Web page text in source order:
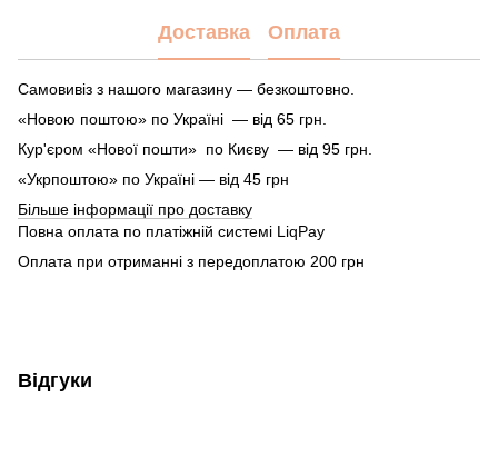
Доставка Оплата
Самовивіз з нашого магазину — безкоштовно.
«Новою поштою» по Україні — від 65 грн.
Кур'єром «Нової пошти» по Києву — від 95 грн.
«Укрпоштою» по Україні — від 45 грн
Більше інформації про доставку
Повна оплата по платіжній системі LiqPay
Оплата при отриманні з передоплатою 200 грн
Відгуки